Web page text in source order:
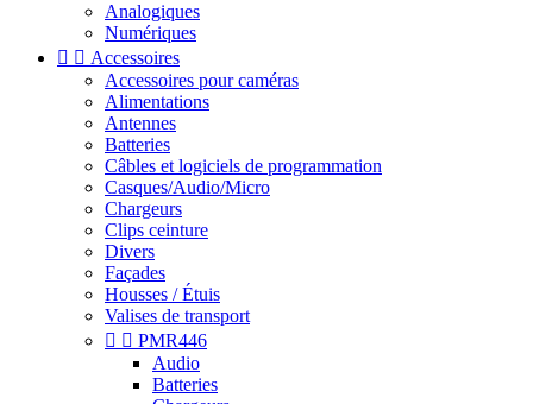
Analogiques
Numériques
  Accessoires
Accessoires pour caméras
Alimentations
Antennes
Batteries
Câbles et logiciels de programmation
Casques/Audio/Micro
Chargeurs
Clips ceinture
Divers
Façades
Housses / Étuis
Valises de transport
  PMR446
Audio
Batteries